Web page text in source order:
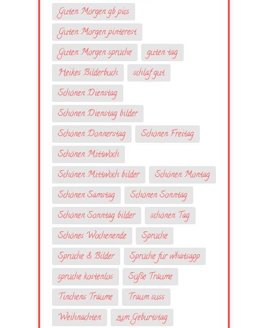
Guten Morgen gb pics
Guten Morgen pinterest
Guten Morgen sprüche
guten tag
Heikes Bilderbuch
schlaf gut
Schönen Dienstag
Schönen Dienstag bilder
Schönen Donnerstag
Schönen Freitag
Schönen Mittwoch
Schönen Mittwoch bilder
Schönen Montag
Schönen Samstag
Schönen Sonntag
Schönen Sonntag bilder
schönen Tag
Schönes Wochenende
Sprüche
Sprüche & Bilder
Sprüche fur whatsapp
sprüche kostenlos
Süße Träume
Tinchens Träume
Traum suss
Weihnachten
zum Geburtstag